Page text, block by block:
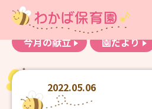
お知らせ
わかばアルバム
今月の献立
園だより
2022.05.06